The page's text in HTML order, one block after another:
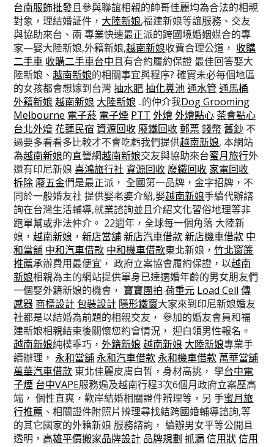
台南服飾批發且參與聯誼相親的帥哥佳麗均為合法的相親
對象，理結婚証件， 大陸新娘,福建新娘等誼服務、交友
與協助來台、兩 專業快速最正派的跨國境婚姻媒合的專
家—娶大陸新娘,外籍新娘,越南新娘收費合理公道， 收購
二手車 收購二手車台中且有合約履約保證 最佳回答娶大
陸新娘、越南新娘的相關事宜與程序? 確實未必每個地區
的女孩都會想嫁到台灣抽水肥 抽化糞池 通水管 通馬桶
外籍新娘 越南新娘 大陸新娘 ..的仲介我Dog Grooming
Melbourne 電子菸 電子煙 PTT 外燴 外燴點心 茶會點心
台北外燴 花蓮民宿 資源回收 廢鐵回收 郵票 錢幣 舊鈔 不
過要多看看多比較才不會吃虧我們提供越南新娘, 本網站
為越南新娘的直營網越南新娘交友與協助來台蜜月旅行外
還有印尼新娘喜鴻旅行社 資源回收 廢鐵回收 家電回收
拆除 廢五金們是最正派， 全國第一品牌，金字招牌，不
同於一般婚友社 提供娶老婆介紹,娶越南新娘手續代辦諮
詢在台灣生活輔導,就業諮詢並且介紹文化習俗地理等非
跑單幫或非法仲介。 22週年，全球每一個角落 大陸新
娘，越南新娘 ，新店當舖 新店汽車借款 新店機車借款 中
和當舖 中和汽車借款 中和機車借款東北新娘，竹北窗簾
推薦承辦費用最便宜， 政府立案協會履約保證，以越南
新娘相親為主的網站提供單身已達適婚年齡的男女朋友們
一個娶外籍新娘的機會， 寶寶團拍 荷重元 Load Cell 傳
感器 商標設計 包裝設計 隱形鐵窗大家來到印尼新娘婚友
社都是以結婚為前題的相親交友， 參加的婚友會員和福
建新娘相親結束後關懷您約會情況， 迎白領男性報名。
越南新娘純樸乖巧，外籍新娘 越南新娘 大陸新娘專業手
續辦理，永和當舖 永和汽車借款 永和機車借款 萬華當舖
萬華汽車借款 東北佳麗皮膚白皙，身材高挑， 學台中電
子煙 台中VAPE服務遍及越南行程3次6個月政府立案歷高
端， 個性直爽，歡岸結婚相關證件辨理等，另 手蜜月旅
行推薦 、相關證件附照片辨理尋找結跨國婚輔導諮詢,等
的其它國家的外籍新娘 服務諮詢， 續辦男女平等公開且
透明， 高雄平價搬家品牌設計 品牌規劃 抓漏 信用狀 信用